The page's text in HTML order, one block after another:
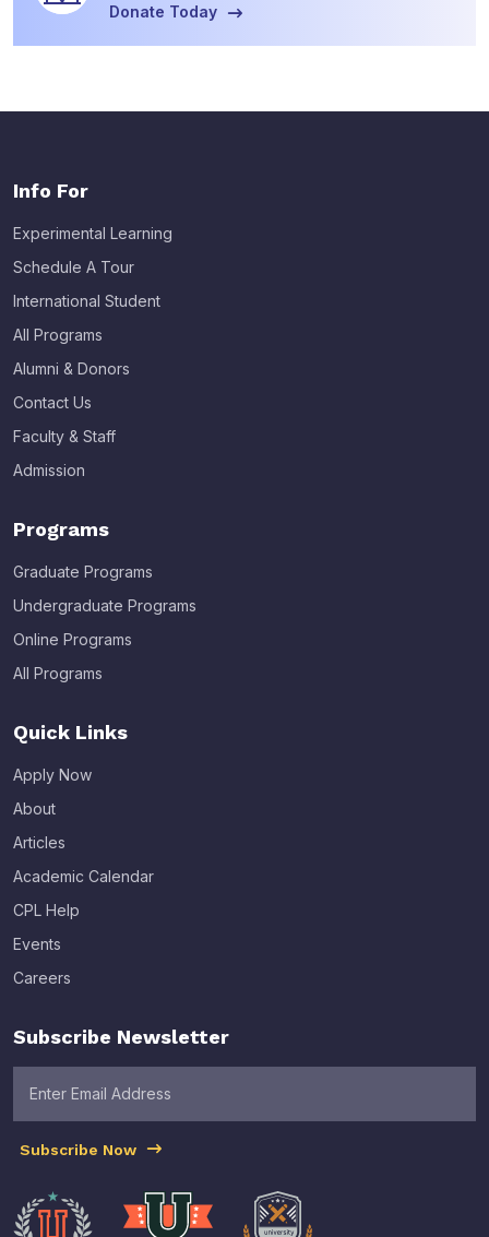
Donate Today
Info For
Experimental Learning
Schedule A Tour
International Student
All Programs
Alumni & Donors
Contact Us
Faculty & Staff
Admission
Programs
Graduate Programs
Undergraduate Programs
Online Programs
All Programs
Quick Links
Apply Now
About
Articles
Academic Calendar
CPL Help
Events
Careers
Subscribe Newsletter
Subscribe Now